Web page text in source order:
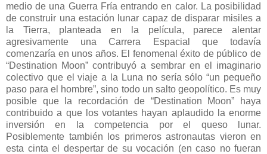
medio de una Guerra Fría entrando en calor. La posibilidad
de construir una estación lunar capaz de disparar misiles a
la Tierra, planteada en la película, parece alentar
agresivamente una Carrera Espacial que todavía
comenzaría en unos años. El fenomenal éxito de público de
“Destination Moon” contribuyó a sembrar en el imaginario
colectivo que el viaje a la Luna no sería sólo “un pequeño
paso para el hombre”, sino todo un salto geopolítico. Es muy
posible que la recordación de “Destination Moon” haya
contribuido a que los votantes hayan aplaudido la enorme
inversión en la competencia por el queso lunar.
Posiblemente también los primeros astronautas vieron en
esta cinta el despertar de su vocación (en caso no fueran